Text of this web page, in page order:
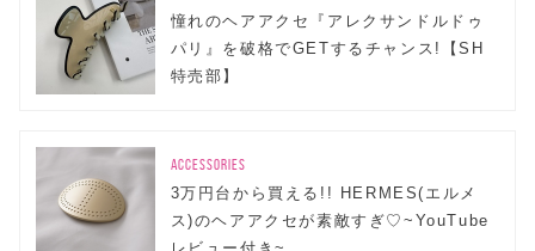
憧れのヘアアクセ『アレクサンドルドゥ
パリ』を破格でGETするチャンス!【SH
特売部】
ACCESSORIES
3万円台から買える!! HERMES(エルメ
ス)のヘアアクセが素敵すぎ♡~YouTube